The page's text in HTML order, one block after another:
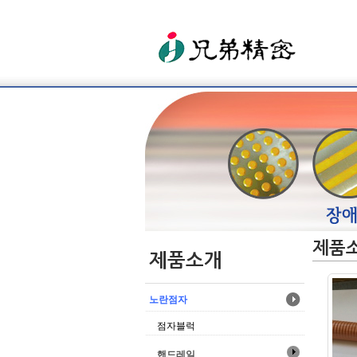
제품소개
노란점자
점자블럭
핸드레일
제품